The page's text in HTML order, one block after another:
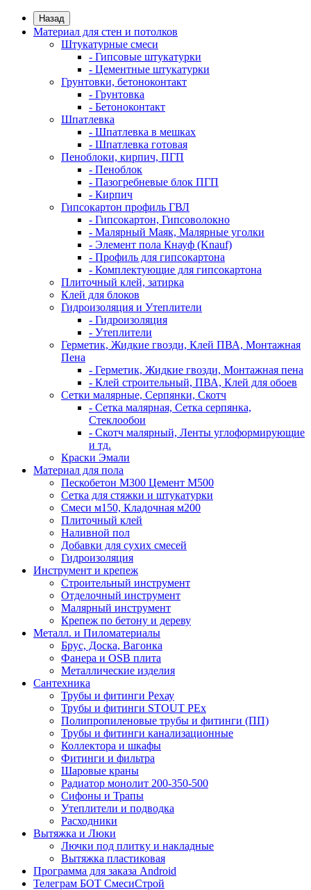
Назад
Материал для стен и потолков
Штукатурные смеси
- Гипсовые штукатурки
- Цементные штукатурки
Грунтовки, бетоноконтакт
- Грунтовка
- Бетоноконтакт
Шпатлевка
- Шпатлевка в мешках
- Шпатлевка готовая
Пеноблоки, кирпич, ПГП
- Пеноблок
- Пазогребневые блок ПГП
- Кирпич
Гипсокартон профиль ГВЛ
- Гипсокартон, Гипсоволокно
- Малярный Маяк, Малярные уголки
- Элемент пола Кнауф (Knauf)
- Профиль для гипсокартона
- Комплектующие для гипсокартона
Плиточный клей, затирка
Клей для блоков
Гидроизоляция и Утеплители
- Гидроизоляция
- Утеплители
Герметик, Жидкие гвозди, Клей ПВА, Монтажная
Пена
- Герметик, Жидкие гвозди, Монтажная пена
- Клей строительный, ПВА, Клей для обоев
Сетки малярные, Серпянки, Скотч
- Сетка малярная, Сетка серпянка,
Стеклообои
- Скотч малярный, Ленты углоформирующие
и тд.
Краски Эмали
Материал для пола
Пескобетон М300 Цемент М500
Сетка для стяжки и штукатурки
Смеси м150, Кладочная м200
Плиточный клей
Наливной пол
Добавки для сухих смесей
Гидроизоляция
Инструмент и крепеж
Строительный инструмент
Отделочный инструмент
Малярный инструмент
Крепеж по бетону и дереву
Металл. и Пиломатериалы
Брус, Доска, Вагонка
Фанера и OSB плита
Металлические изделия
Сантехника
Трубы и фитинги Рехау
Трубы и фитинги STOUT PEx
Полипропиленовые трубы и фитинги (ПП)
Трубы и фитинги канализационные
Коллектора и шкафы
Фитинги и фильтра
Шаровые краны
Радиатор монолит 200-350-500
Сифоны и Трапы
Утеплители и подводка
Расходники
Вытяжка и Люки
Лючки под плитку и накладные
Вытяжка пластиковая
Программа для заказа Android
Телеграм БОТ СмесиСтрой